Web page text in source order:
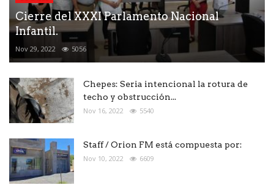
Cierre del XXXI Parlamento Nacional
Infantil.
Nov 29, 2022 5056
Chepes: Seria intencional la rotura de
techo y obstrucción...
Nov 16, 2022 5540
Staff / Orion FM está compuesta por:
Nov 10, 2022 6609